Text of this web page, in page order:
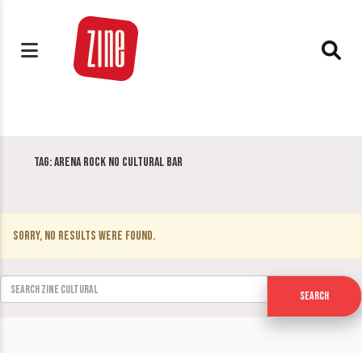
Tag:Arena Rock no Cultural Bar
Sorry, no results were found.
Search for:
Search